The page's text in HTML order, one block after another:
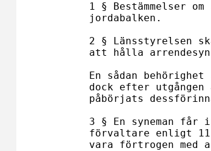
1 § Bestämmelser
jordabalken.
2 § Länsstyrelsen
att hålla arrendesyn
En sådan
dock efter
påbörjats
3 § En syneman
förvaltare enligt 11
vara förtrogen med